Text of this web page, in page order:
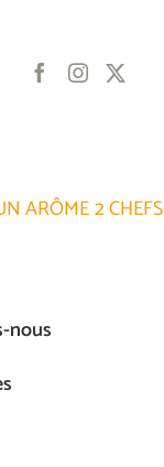
ARÔME 2 CHEFS
nous